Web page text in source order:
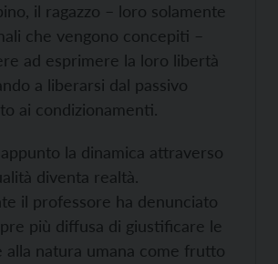
il ragazzo – loro solamente
che vengono concepiti –
ad esprimere la loro libertà
a liberarsi dal passivo
ai condizionamenti.
appunto la dinamica attraverso
diventa realtà.
il professore ha denunciato
più diffusa di giustificare le
alla natura umana come frutto